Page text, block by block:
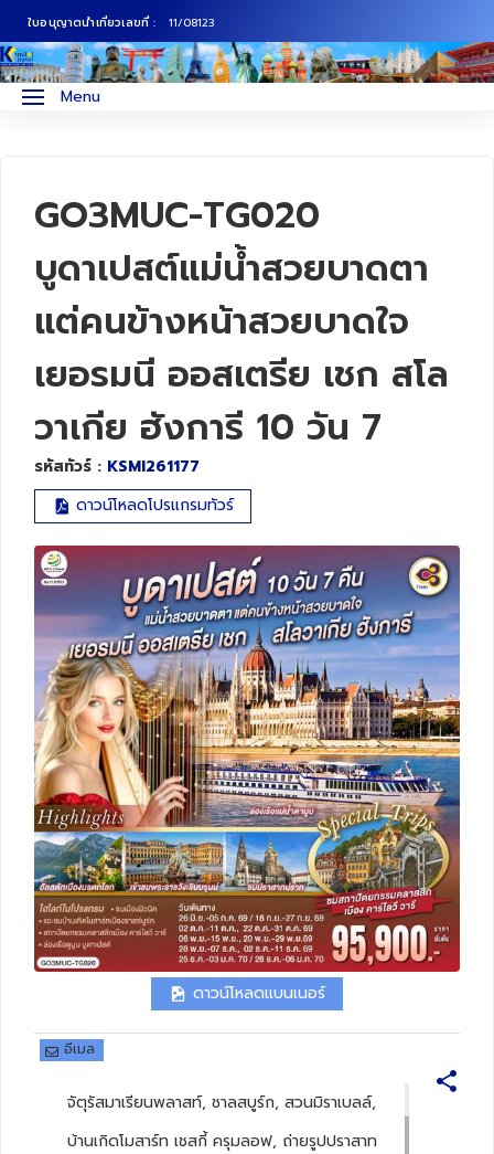
ใบอนุญาตนำเที่ยวเลขที่ : 11/08123
Menu
GO3MUC-TG020
บูดาเปสต์แม่น้ำสวยบาดตา
แต่คนข้างหน้าสวยบาดใจ
เยอรมนี ออสเตรีย เชก สโล
วาเกีย ฮังการี 10 วัน 7
รหัสทัวร์ : KSMI261177
ดาวน์โหลดโปรแกรมทัวร์
ดาวน์โหลดแบนเนอร์
อีเมล
จัตุรัสมาเรียนพลาสท์, ชาลสบูร์ก, สวนมิราเบลล์,
บ้านเกิดโมสาร์ท เชสกี้ ครุมลอฟ, ถ่ายรูปปราสาท
ทัวร์ญี่ปุ่น
ทัวร์สแกนดิเนเวีย
ทัวร์จีน
ทัวร์ฮ่องกง
ทัวร์สิงคโปร์
ทัวร์ตุรเคีย
ทัวร์พม่า
ทัวร์ลาว
ทัวร์มัลดีฟส์
ทัวร์เวียดนาม
ทัวร์อียิปต์
ทัวร์จอร์เจีย
ทัวร์อินเดีย
ทัวร์นิวซีแลนด์
ทัวร์ออสเตรเลีย
ภาคเหนือ
ภาคตะวันออก